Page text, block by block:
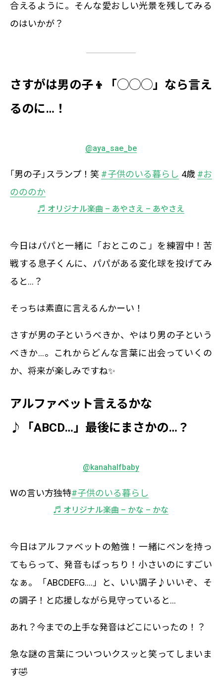
合えるように。そんな愛おしい光景を残してみる
のはいかが？
さすがは男の子👦「◯◯◯」なら言え
るのに…！
@aya_sae_be
｢男の子｣スランプ！笑 #子供のいる暮らし 4歳 #お
のののか
♬ オリジナル楽曲 – あやさえ – あやさえ
今日はパパと一緒に「おとこのこ」を練習中！苦
戦する息子くんに、パパがある変化球を投げてみ
ると…？
そっちは素直に言えるんかーい！
さすが男の子というべきか、やはり男の子という
べきか…。これからどんな言葉に出会っていくの
か、将来が楽しみですね✨
アルファベット言えるかな
♪「ABCD…」最後にまさかの…？
@kanahalfbaby
Wの言い方独特#子供のいる暮らし
♬ オリジナル楽曲 – かな – かな
今日はアルファベットの勉強！一緒にペンを持っ
てもらって、発音もばっちり！小さいのにすごい
なぁ。「ABCDEFG….」と、いい調子♪いいぞ、そ
の調子！と応援しながら見守っていると…
あれ？今までの上手な発音はどこにいったの！？
急な謎の言葉についついクスッと笑ってしまいま
す🤣